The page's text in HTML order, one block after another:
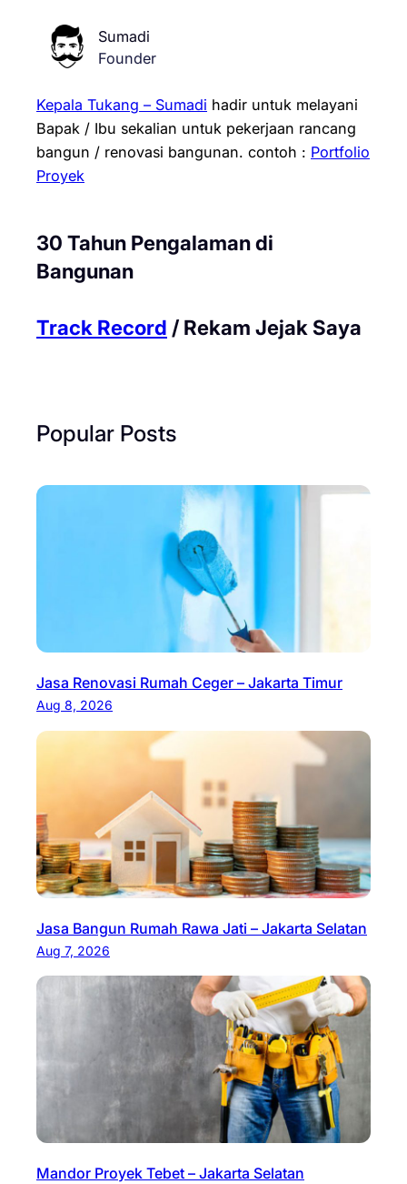
Sumadi
Founder
Kepala Tukang – Sumadi hadir untuk melayani
Bapak / Ibu sekalian untuk pekerjaan rancang
bangun / renovasi bangunan. contoh : Portfolio
Proyek
30 Tahun Pengalaman di
Bangunan
Track Record / Rekam Jejak Saya
Popular Posts
Jasa Renovasi Rumah Ceger – Jakarta Timur
Aug 8, 2026
Jasa Bangun Rumah Rawa Jati – Jakarta Selatan
Aug 7, 2026
Mandor Proyek Tebet – Jakarta Selatan